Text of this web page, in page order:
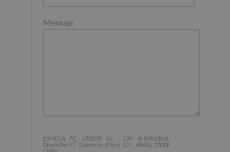
Mensaje
ESNECA FIC GROUP, S.L. , CIF: B-87813861,
Domicilio: C/ Comtessa Elvira 13 - Altillo, 25008